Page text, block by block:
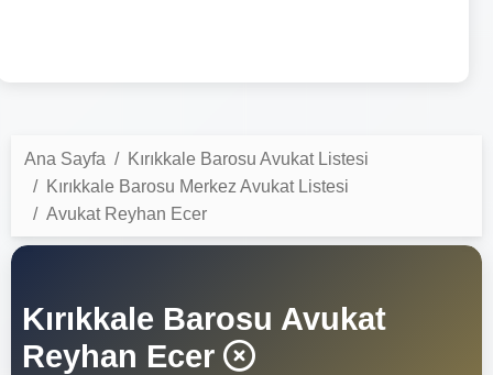
Ana Sayfa
Kırıkkale Barosu Avukat Listesi
Kırıkkale Barosu Merkez Avukat Listesi
Avukat Reyhan Ecer
Kırıkkale Barosu Avukat
Reyhan Ecer